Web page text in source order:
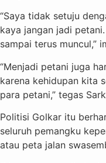
“Saya tidak setuju
kaya jangan jadi
sampai terus muncul,”
“Menjadi petani juga
karena kehidupan kita
para petani,” tegas
Politisi Golkar itu
seluruh pemangku
atau peta jalan